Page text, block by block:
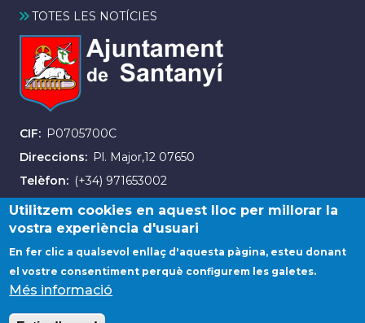
TOTES LES NOTÍCIES
CIF
P0705700C
Direccions
Pl. Major,12 07650
Telèfon
(+34) 971653002
Fax (+34) 971163007
© Ajuntament de Santanyí. Tots els drets reservats.
Avis legal
Utilitzem cookies en aquest lloc per millorar la
vostra experiència d'usuari
En fer clic a qualsevol enllaç d'aquesta pàgina, esteu donant
el vostre consentiment perquè configurem les galetes.
Més informació